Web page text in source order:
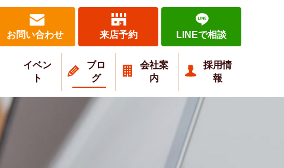
お問い合わせ 来店予約 LINEで相談
イベン
ト
ブロ
グ
会社案
内
採用情
報